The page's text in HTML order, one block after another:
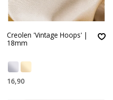
Creolen 'Vintage Hoops' |
18mm
16,90